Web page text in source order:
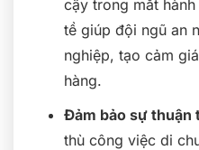
cậy trong mắt
tề giúp đội ngũ an
nghiệp, tạo cảm
hàng.
Đảm bảo sự thuận
thù công việc di